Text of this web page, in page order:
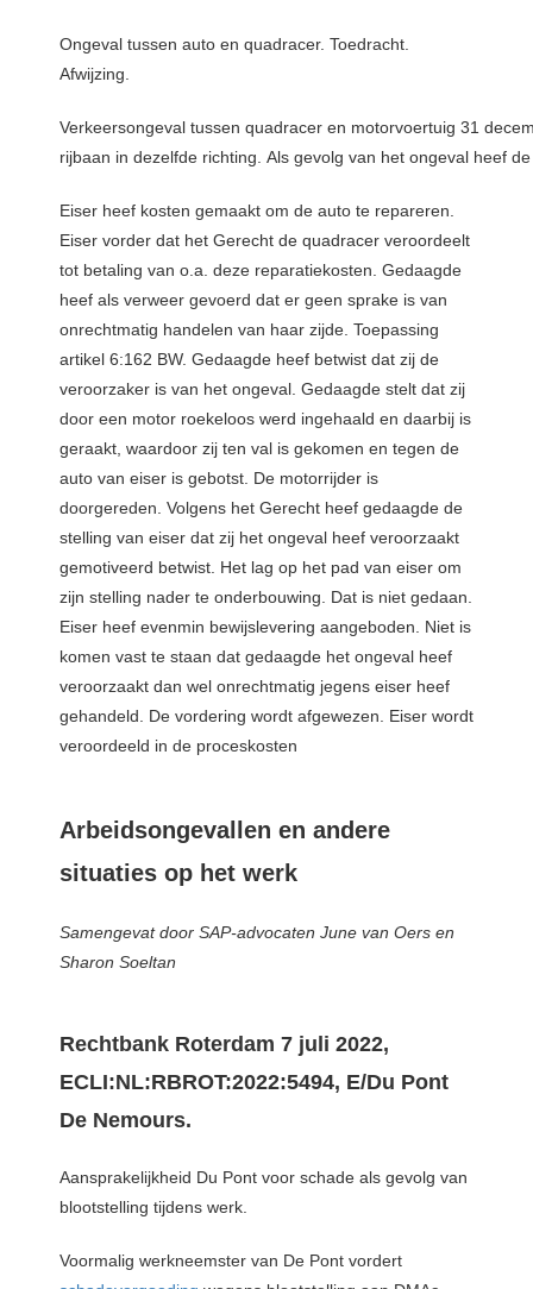
Ongeval tussen auto en quadracer. Toedracht.
Afwijzing.
Verkeersongeval tussen quadracer en motorvoertuig 31
rijbaan in dezelfde richting. Als gevolg van het ongeval heef
Eiser heef kosten gemaakt om de auto te repareren.
Eiser vorder dat het Gerecht de quadracer veroordeelt
tot betaling van o.a. deze reparatiekosten. Gedaagde
heef als verweer gevoerd dat er geen sprake is van
onrechtmatig handelen van haar zijde. Toepassing
artikel 6:162 BW. Gedaagde heef betwist dat zij de
veroorzaker is van het ongeval. Gedaagde stelt dat zij
door een motor roekeloos werd ingehaald en daarbij is
geraakt, waardoor zij ten val is gekomen en tegen de
auto van eiser is gebotst. De motorrijder is
doorgereden. Volgens het Gerecht heef gedaagde de
stelling van eiser dat zij het ongeval heef veroorzaakt
gemotiveerd betwist. Het lag op het pad van eiser om
zijn stelling nader te onderbouwing. Dat is niet gedaan.
Eiser heef evenmin bewijslevering aangeboden. Niet is
komen vast te staan dat gedaagde het ongeval heef
veroorzaakt dan wel onrechtmatig jegens eiser heef
gehandeld. De vordering wordt afgewezen. Eiser wordt
veroordeeld in de proceskosten
Arbeidsongevallen en andere
situaties op het werk
Samengevat door SAP-advocaten June van Oers en
Sharon Soeltan
Rechtbank Roterdam 7 juli 2022,
ECLI:NL:RBROT:2022:5494, E/Du Pont
De Nemours.
Aansprakelijkheid Du Pont voor schade als gevolg van
blootstelling tijdens werk.
Voormalig werkneemster van De Pont vordert